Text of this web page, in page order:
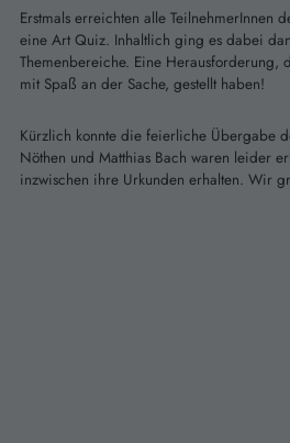
Erstmals erreichten alle TeilnehmerInnen
eine Art Quiz. Inhaltlich ging es dabei
Themenbereiche. Eine Herausforderung,
mit Spaß an der Sache, gestellt haben!
Kürzlich konnte die feierliche Übergabe
Nöthen und Matthias Bach waren leider
inzwischen ihre Urkunden erhalten. Wir